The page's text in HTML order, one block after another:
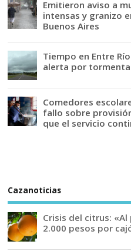
Emitieron aviso a
intensas y granizo
Buenos Aires
Tiempo en Entre
alerta por
Comedores
fallo sobre
que el servicio
Cazanoticias
Crisis del citrus:
2.000 pesos por